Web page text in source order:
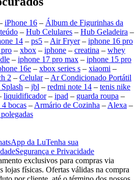
iPhone 16 – Álbum de Figurinhas da
– Hub Celulares – Hub Geladeira –
14 – ps5 –Air Fryer– iphone 16 pro
– xbox – iphone – creatina – whey
– iphone 17 pro max – iphone 15 pro
16e – xbox series s – xiaomi –
2 – Celular–Ar Condicionado Portátil
– jbl – redmi note 14 – tenis nike
liquidificador– ipad – guarda roupa –
bocas –Armário de Cozinha –Alexa –
da LuTenha sua
Segurança e Privacidade
exclusivos para compras via
lojas físicas. Ofertas válidas na compra